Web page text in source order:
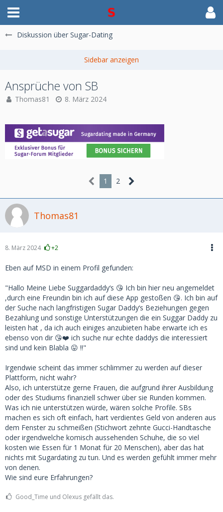
Diskussion über Sugar-Dating
Ansprüche von SB
Thomas81 8. März 2024
1 2
Thomas81
8. März 2024 +2
Eben auf MSD in einem Profil gefunden:
"Hallo Meine Liebe Suggardaddy‘s 😘 Ich bin hier neu angemeldet
,durch eine Freundin bin ich auf diese App gestoßen 😘. Ich bin auf
der Suche nach langfristigen Sugar Daddy‘s Beziehungen gegen
Bezahlung und sonstige Unterstützungen die ein Suggar Daddy zu
leisten hat , da ich auch einiges anzubieten habe erwarte ich es
ebenso von dir 😘❤️ ich suche nur echte daddys die interessiert
sind und kein Blabla 😛 !!"
Irgendwie scheint das immer schlimmer zu werden auf dieser
Plattform, nicht wahr?
Also, ich unterstütze gerne Frauen, die aufgrund ihrer Ausbildung
oder des Studiums finanziell schwer über sie Runden kommen.
Was ich nie unterstützen würde, wären solche Profile. SBs
machen es sich oft einfach, hart verdientes Geld von anderen aus
dem Fenster zu schmeißen (Stichwort zehnte Gucci-Handtasche
oder irgendwelche komisch aussehenden Schuhe, die so viel
kosten wie Essen für 1 Monat für 20 Menschen), aber das hat
nichts mit Sugardating zu tun. Und es werden gefühlt immer mehr
von denen.
Wie sind eure Erfahrungen?
Good_Time und Olexus gefällt das.